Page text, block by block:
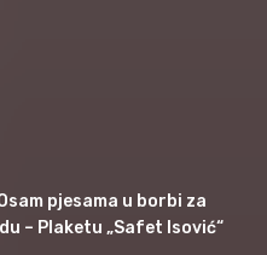
pjesama u borbi za
– Plaketu „Safet Isović“